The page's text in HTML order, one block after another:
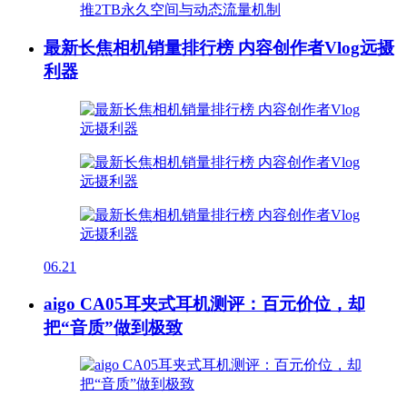
最新长焦相机销量排行榜 内容创作者Vlog远摄
利器
06.21
aigo CA05耳夹式耳机测评：百元价位，却
把“音质”做到极致